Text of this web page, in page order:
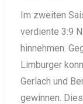
Im zweiten
verdiente 3:9
hinnehmen.
Limburger
Gerlach und
gewinnen.